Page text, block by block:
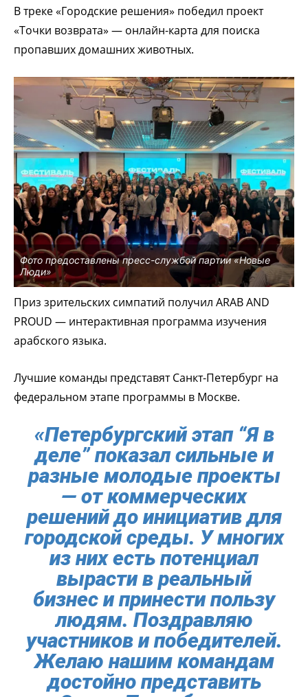
В треке «Городские решения» победил проект
«Точки возврата» — онлайн-карта для поиска
пропавших домашних животных.
Фото предоставлены пресс-службой партии «Новые
Люди»
Приз зрительских симпатий получил ARAB AND
PROUD — интерактивная программа изучения
арабского языка.
Лучшие команды представят Санкт-Петербург на
федеральном этапе программы в Москве.
«Петербургский этап “Я в
деле” показал сильные и
разные молодые проекты
— от коммерческих
решений до инициатив для
городской среды. У многих
из них есть потенциал
вырасти в реальный
бизнес и принести пользу
людям. Поздравляю
участников и победителей.
Желаю нашим командам
достойно представить